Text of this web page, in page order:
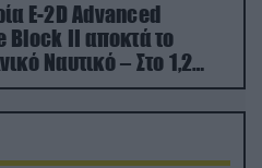
E-2D Advanced
Block II αποκτά το
Ναυτικό – Στο 1,2
το κόστος